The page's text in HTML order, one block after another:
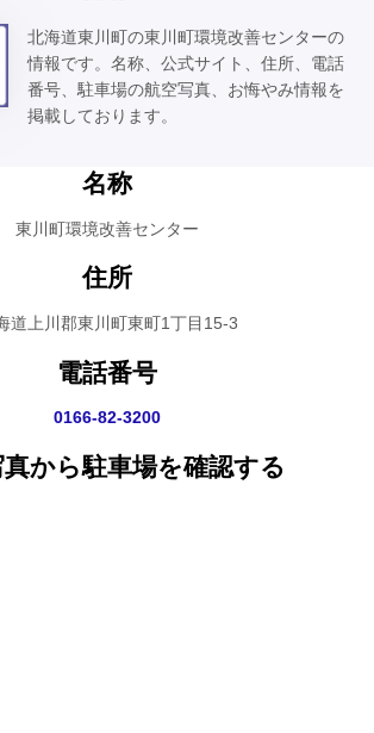
北海道東川町の東川町環境改善センターの
情報です。名称、公式サイト、住所、電話
番号、駐車場の航空写真、お悔やみ情報を
掲載しております。
名称
東川町環境改善センター
住所
道上川郡東川町東町1丁目15-3
電話番号
0166-82-3200
から駐車場を確認する